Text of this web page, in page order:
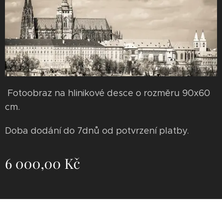
Fotoobraz na hlinikové desce o rozměru 90x60
cm.
Doba dodání do 7dnů od potvrzení platby.
6 000,00 Kč